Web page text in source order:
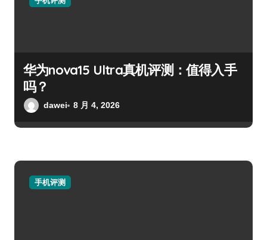
华为nova15 Ultra真机评测：值得入手
吗？
dawei 8 月 4, 2026
手机评测